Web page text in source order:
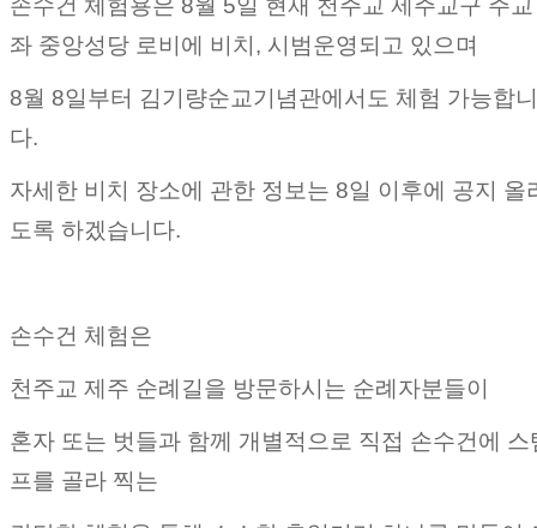
손수건 체험용은 8월 5일 현재 천주교 제주교구 주교
좌 중앙성당 로비에 비치, 시범운영되고 있으며
8월 8일부터 김기량순교기념관에서도 체험 가능합니
다.
자세한 비치 장소에 관한 정보는 8일 이후에 공지 올
도록 하겠습니다.
손수건 체험은
천주교 제주 순례길을 방문하시는 순례자분들이
혼자 또는 벗들과 함께 개별적으로 직접 손수건에 스
프를 골라 찍는